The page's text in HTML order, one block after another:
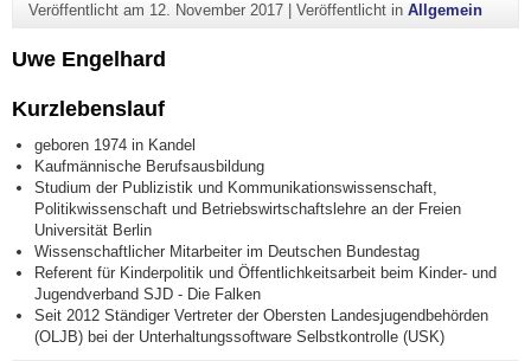
Veröffentlicht am 12. November 2017| Veröffentlicht in Allgemein
Uwe Engelhard
Kurzlebenslauf
geboren 1974 in Kandel
Kaufmännische Berufsausbildung
Studium der Publizistik und Kommunikationswissenschaft,
Politikwissenschaft und Betriebswirtschaftslehre an der Freien
Universität Berlin
Wissenschaftlicher Mitarbeiter im Deutschen Bundestag
Referent für Kinderpolitik und Öffentlichkeitsarbeit beim Kinder- und
Jugendverband SJD - Die Falken
Seit 2012 Ständiger Vertreter der Obersten Landesjugendbehörden
(OLJB) bei der Unterhaltungssoftware Selbstkontrolle (USK)